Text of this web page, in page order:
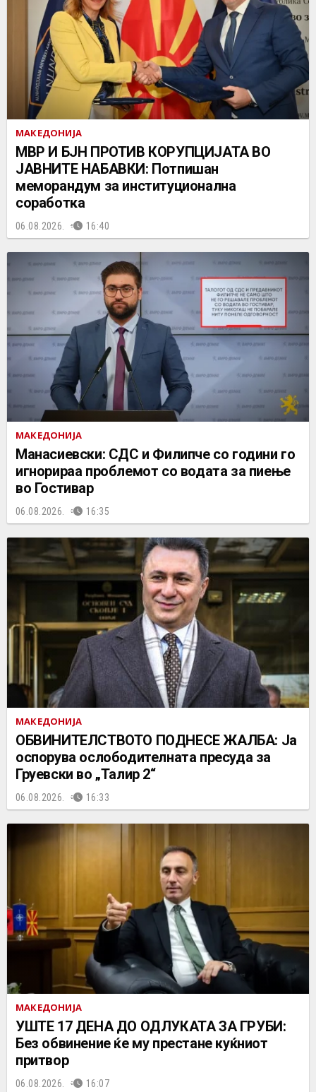
МАКЕДОНИЈА
МВР И БЈН ПРОТИВ КОРУПЦИЈАТА ВО
ЈАВНИТЕ НАБАВКИ: Потпишан
меморандум за институционална
соработка
06.08.2026. 16:40
МАКЕДОНИЈА
Манасиевски: СДС и Филипче со години го
игнорираа проблемот со водата за пиење
во Гостивар
06.08.2026. 16:35
МАКЕДОНИЈА
ОБВИНИТЕЛСТВОТО ПОДНЕСЕ ЖАЛБА: Ја
оспорува ослободителната пресуда за
Груевски во „Талир 2“
06.08.2026. 16:33
МАКЕДОНИЈА
УШТЕ 17 ДЕНА ДО ОДЛУКАТА ЗА ГРУБИ:
Без обвинение ќе му престане куќниот
притвор
06.08.2026. 16:07